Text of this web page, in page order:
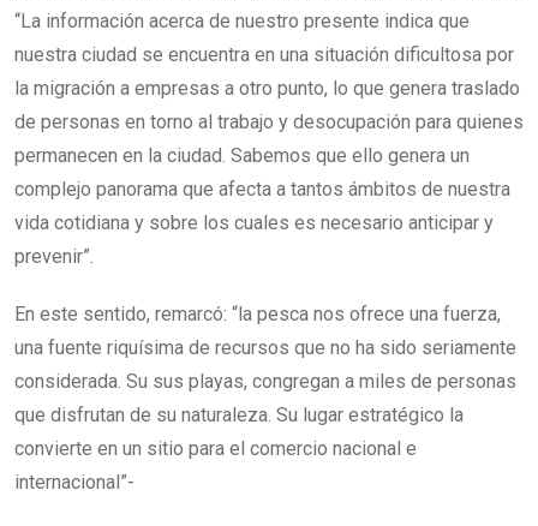
“La información acerca de nuestro presente indica que
nuestra ciudad se encuentra en una situación dificultosa por
la migración a empresas a otro punto, lo que genera traslado
de personas en torno al trabajo y desocupación para quienes
permanecen en la ciudad. Sabemos que ello genera un
complejo panorama que afecta a tantos ámbitos de nuestra
vida cotidiana y sobre los cuales es necesario anticipar y
prevenir”.
En este sentido, remarcó: “la pesca nos ofrece una fuerza,
una fuente riquísima de recursos que no ha sido seriamente
considerada. Su sus playas, congregan a miles de personas
que disfrutan de su naturaleza. Su lugar estratégico la
convierte en un sitio para el comercio nacional e
internacional”-